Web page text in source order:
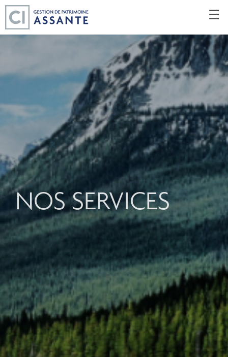
Contenu
Principal
☰
NOS SERVICES